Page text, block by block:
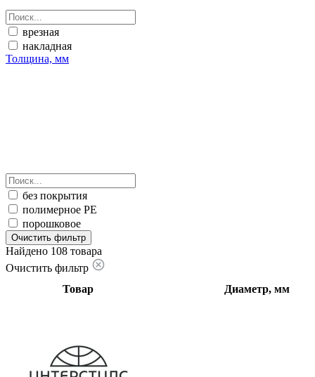
врезная
накладная
Толщина, мм
без покрытия
полимерное PE
порошковое
Очистить фильтр
Найдено 108 товара
Очистить фильтр
Товар
Диаметр, мм